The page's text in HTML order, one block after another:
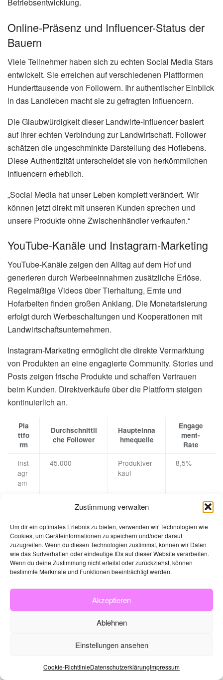
Zustimmung verwalten
Um dir ein optimales Erlebnis zu bieten, verwenden wir Technologien wie
Cookies, um Geräteinformationen zu speichern und/oder darauf
zuzugreifen. Wenn du diesen Technologien zustimmst, können wir Daten
wie das Surfverhalten oder eindeutige IDs auf dieser Website verarbeiten.
Wenn du deine Zustimmung nicht erteilst oder zurückziehst, können
bestimmte Merkmale und Funktionen beeinträchtigt werden.
Akzeptieren
Ablehnen
Einstellungen ansehen
Cookie-RichtlinieDatenschutzerklärungImpressum
Betriebsentwicklung.
Online-Präsenz und Influencer-Status der
Bauern
Viele Teilnehmer haben sich zu echten Social Media Stars
entwickelt. Sie erreichen auf verschiedenen Plattformen
Hunderttausende von Followern. Ihr authentischer Einblick
in das Landleben macht sie zu gefragten Influencern.
Die Glaubwürdigkeit dieser Landwirte-Influencer basiert
auf ihrer echten Verbindung zur Landwirtschaft. Follower
schätzen die ungeschminkte Darstellung des Hoflebens.
Diese Authentizität unterscheidet sie von herkömmlichen
Influencern erheblich.
„Social Media hat unser Leben komplett verändert. Wir
können jetzt direkt mit unseren Kunden sprechen und
unsere Produkte ohne Zwischenhändler verkaufen.“
YouTube-Kanäle und Instagram-Marketing
YouTube-Kanäle zeigen den Alltag auf dem Hof und
generieren durch Werbeeinnahmen zusätzliche Erlöse.
Regelmäßige Videos über Tierhaltung, Ernte und
Hofarbeiten finden großen Anklang. Die Monetarisierung
erfolgt durch Werbeschaltungen und Kooperationen mit
Landwirtschaftsunternehmen.
Instagram-Marketing ermöglicht die direkte Vermarktung
von Produkten an eine engagierte Community. Stories und
Posts zeigen frische Produkte und schaffen Vertrauen
beim Kunden. Direktverkäufe über die Plattform steigen
kontinuierlich an.
Pla
ttfo
rm
Durchschnittli
che Follower
Haupteinna
hmequelle
Engage
ment-
Rate
Inst
agr
am
45.000
Produktver
kauf
8,5%
ahmen
Fac
ebo
ok
35.000
Hofbesichti
gungen
4,8%
Tok
Kooperatio
nen
Monetarisierung der digitalen Reichweite
Die Monetarisierung der digitalen Reichweite erfolgt durch
bringen regelmäßige Einnahmen. Affiliate-Marketing und